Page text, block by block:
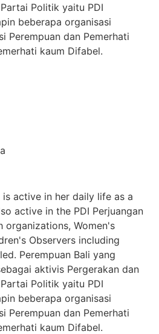
Politik yaitu PDI
beberapa organisasi
Perempuan dan Pemerhati
kaum Difabel.
active in her daily life as a
active in the PDI Perjuangan
organizations, Women's
Observers including
Perempuan Bali yang
aktivis Pergerakan dan
Politik yaitu PDI
beberapa organisasi
Perempuan dan Pemerhati
kaum Difabel.